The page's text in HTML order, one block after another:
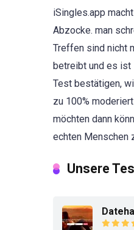
iSingles.app
Abzocke. man
Treffen sind nicht
betreibt und es ist
Test bestätigen,
zu 100%
möchten dann
echten Menschen
Unsere